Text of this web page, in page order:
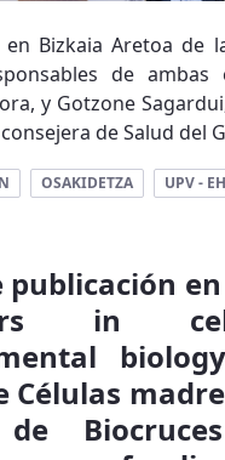
Bizkaia Aretoa de
de ambas
y Gotzone
de Salud del
OSAKIDETZA UPV -
publicación
in
Células